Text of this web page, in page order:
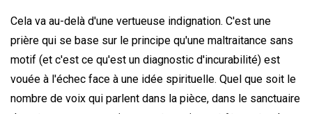
Cela va au-delà d'une vertueuse indignation. C'est une
prière qui se base sur le principe qu'une maltraitance sans
motif (et c'est ce qu'est un diagnostic d'incurabilité) est
vouée à l'échec face à une idée spirituelle. Quel que soit le
nombre de voix qui parlent dans la pièce, dans le sanctuaire